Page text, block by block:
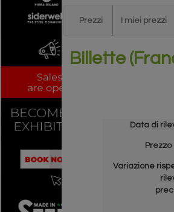
Prezzi I miei prezzi
Billette
Data di
Variazione